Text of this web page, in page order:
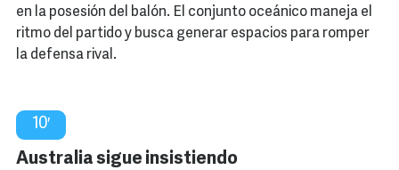
en la posesión del balón. El conjunto oceánico maneja el
ritmo del partido y busca generar espacios para romper
la defensa rival.
10′
Australia sigue insistiendo